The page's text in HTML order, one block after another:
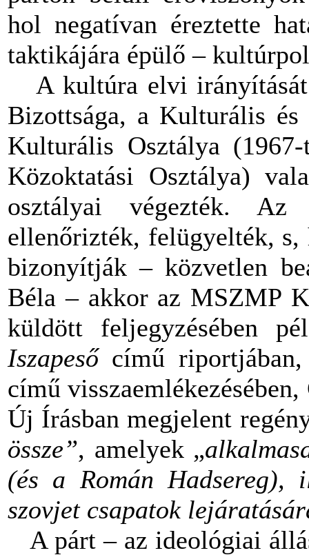
hol negatívan éreztette
taktikájára épülő –
A kultúra elvi irányítását
Bizottsága, a Kulturális
Kulturális Osztálya
Közoktatási Osztálya)
osztályai végezték.
ellenőrizték, felügyelték,
bizonyítják – közvetlen
Béla – akkor az MSZMP
küldött feljegyzésében
Iszapesőcímű
című
Új Írásban megjelent
össze”, amelyek „
(és a Román Hadsereg),
szovjet csapatok
A párt – az ideológiai